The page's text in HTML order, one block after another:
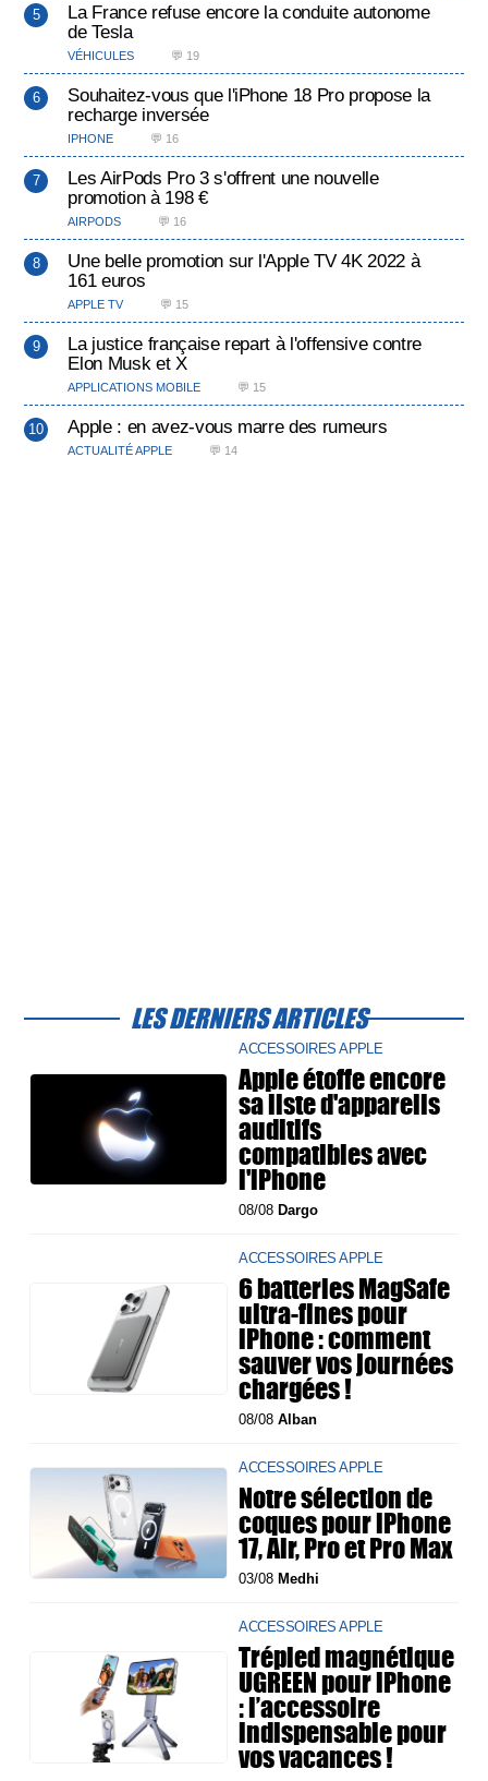
La France refuse encore la conduite autonome
de Tesla
VÉHICULES 💬 19
Souhaitez-vous que l'iPhone 18 Pro propose la
recharge inversée
IPHONE 💬 16
Les AirPods Pro 3 s'offrent une nouvelle
promotion à 198 €
AIRPODS 💬 16
Une belle promotion sur l'Apple TV 4K 2022 à
161 euros
APPLE TV 💬 15
La justice française repart à l'offensive contre
Elon Musk et X
APPLICATIONS MOBILE 💬 15
Apple : en avez-vous marre des rumeurs
ACTUALITÉ APPLE 💬 14
LES DERNIERS ARTICLES
ACCESSOIRES APPLE
Apple étoffe encore
sa liste d'appareils
auditifs
compatibles avec
l'iPhone
08/08 Dargo
ACCESSOIRES APPLE
6 batteries MagSafe
ultra-fines pour
iPhone : comment
sauver vos journées
chargées !
08/08Alban
ACCESSOIRES APPLE
Notre sélection de
coques pour iPhone
17, Air, Pro et Pro Max
03/08 Medhi
ACCESSOIRES APPLE
Trépied magnétique
UGREEN pour iPhone
: l’accessoire
indispensable pour
vos vacances !